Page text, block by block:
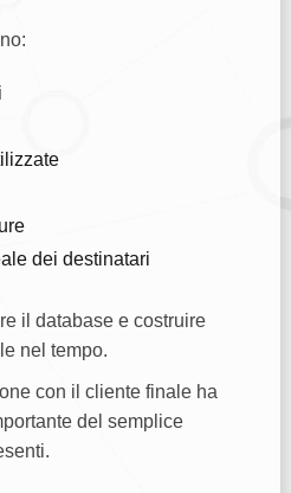
dei destinatari
il database e costruire
nel tempo.
con il cliente finale ha
del semplice